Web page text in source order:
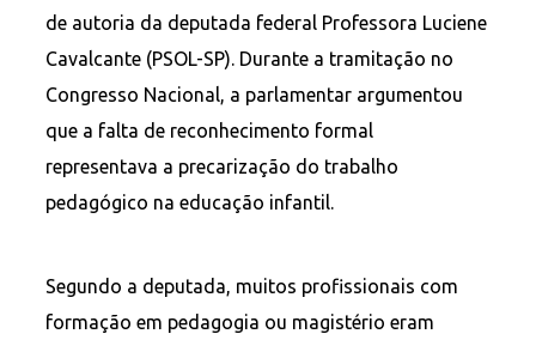
de autoria da deputada federal Professora Luciene
Cavalcante (PSOL-SP). Durante a tramitação no
Congresso Nacional, a parlamentar argumentou
que a falta de reconhecimento formal
representava a precarização do trabalho
pedagógico na educação infantil.
Segundo a deputada, muitos profissionais com
formação em pedagogia ou magistério eram